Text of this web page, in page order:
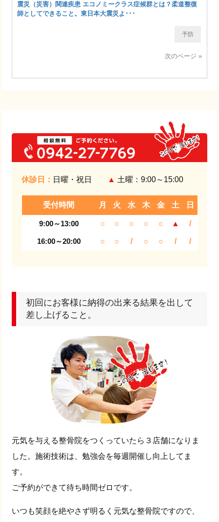
震災（災害）関連疾患 エコノミークラス症候群とは？柔道整復
師としてできること。東日本大震災よ･･･
予防
次のページ »
休診日： 日曜・祝日 ▲ 土曜：9:00～15:00
受付時間 月 火 水 木 金 土 日
9:00～13:00 ○ ○ ○ ○ ○ ▲ /
16:00～20:00 ○ ○ / ○ ○ / /
初回にお客様に納得の出来る結果を出して
差し上げること。
元気を与える整骨院をつくっていたら３店舗になりま
した。施術技術は、勉強会を毎週開催し向上してま
す。
ご予約ができて待ち時間ゼロです。
いつも笑顔を絶やさず明るく元気な整骨院ですので、